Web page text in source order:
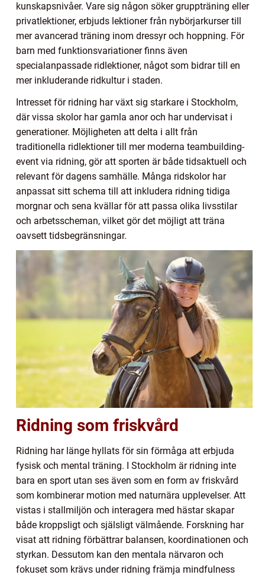
kunskapsnivåer. Vare sig någon söker gruppträning eller
privatlektioner, erbjuds lektioner från nybörjarkurser till
mer avancerad träning inom dressyr och hoppning. För
barn med funktionsvariationer finns även
specialanpassade ridlektioner, något som bidrar till en
mer inkluderande ridkultur i staden.
Intresset för ridning har växt sig starkare i Stockholm,
där vissa skolor har gamla anor och har undervisat i
generationer. Möjligheten att delta i allt från
traditionella ridlektioner till mer moderna teambuilding-
event via ridning, gör att sporten är både tidsaktuell och
relevant för dagens samhälle. Många ridskolor har
anpassat sitt schema till att inkludera ridning tidiga
morgnar och sena kvällar för att passa olika livsstilar
och arbetsscheman, vilket gör det möjligt att träna
oavsett tidsbegränsningar.
Ridning som friskvård
Ridning har länge hyllats för sin förmåga att erbjuda
fysisk och mental träning. I Stockholm är ridning inte
bara en sport utan ses även som en form av friskvård
som kombinerar motion med naturnära upplevelser. Att
vistas i stallmiljön och interagera med hästar skapar
både kroppsligt och själsligt välmående. Forskning har
visat att ridning förbättrar balansen, koordinationen och
styrkan. Dessutom kan den mentala närvaron och
fokuset som krävs under ridning främja mindfulness